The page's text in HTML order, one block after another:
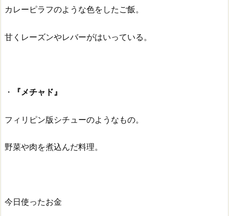
カレーピラフのような色をしたご飯。
甘くレーズンやレバーがはいっている。
・ 『メチャド』
フィリピン版シチューのようなもの。
野菜や肉を煮込んだ料理。
今日使ったお金